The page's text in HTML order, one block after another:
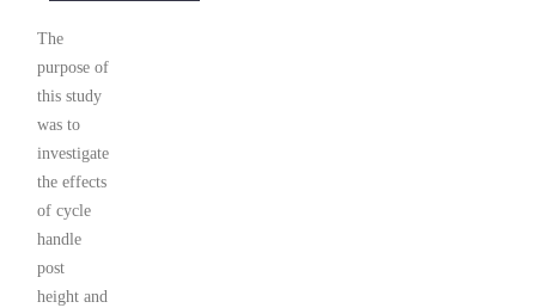
The
purpose of
this study
was to
investigate
the effects
of cycle
handle
post
height and